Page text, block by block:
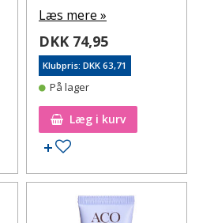
Læs mere »
DKK 74,95
Klubpris: DKK 63,71
På lager
Læg i kurv
Tilføj til ønskeseddel